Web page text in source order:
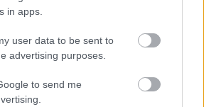
in apps.
user data to be sent to
advertising purposes.
to send me
Lovasi Dániel, Rada
Márk, Téglás Judit, Törtei
munkatársai: